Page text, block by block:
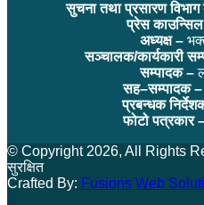
सुचना तथा प्रसारण विभाग
प्रेस काउन्सिल
अध्यक्ष –
सञ्चालक/कार्यकारी
सम्पादक –
सह–सम्पादक –
प्रबन्धक
फोटो पत्रकार
© Copyright 2026, All Rights
सुरक्षित
Crafted By: Fusions Web